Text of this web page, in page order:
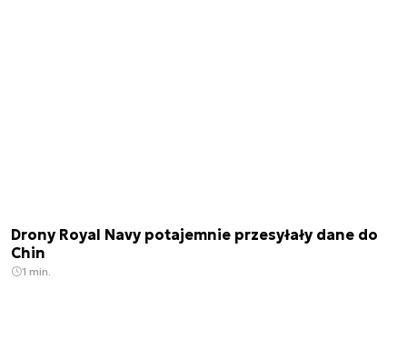
Drony Royal Navy potajemnie przesyłały dane do
Chin
1 min.